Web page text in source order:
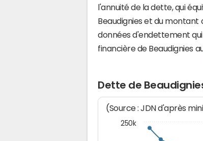
l'annuité de la dette, qui
Beaudignies et du montant
données d'endettement
financière de Beaudignies
Dette de
(Source : JDN d'après
250k